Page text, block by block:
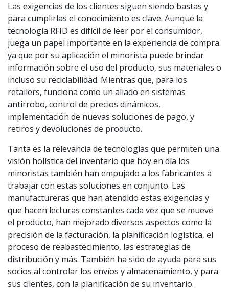
Las exigencias de los clientes siguen siendo bastas y
para cumplirlas el conocimiento es clave. Aunque la
tecnología RFID es difícil de leer por el consumidor,
juega un papel importante en la experiencia de compra
ya que por su aplicación el minorista puede brindar
información sobre el uso del producto, sus materiales o
incluso su reciclabilidad. Mientras que, para los
retailers, funciona como un aliado en sistemas
antirrobo, control de precios dinámicos,
implementación de nuevas soluciones de pago, y
retiros y devoluciones de producto.
Tanta es la relevancia de tecnologías que permiten una
visión holística del inventario que hoy en día los
minoristas también han empujado a los fabricantes a
trabajar con estas soluciones en conjunto. Las
manufactureras que han atendido estas exigencias y
que hacen lecturas constantes cada vez que se mueve
el producto, han mejorado diversos aspectos como la
precisión de la facturación, la planificación logística, el
proceso de reabastecimiento, las estrategias de
distribución y más. También ha sido de ayuda para sus
socios al controlar los envíos y almacenamiento, y para
sus clientes, con la planificación de su inventario.